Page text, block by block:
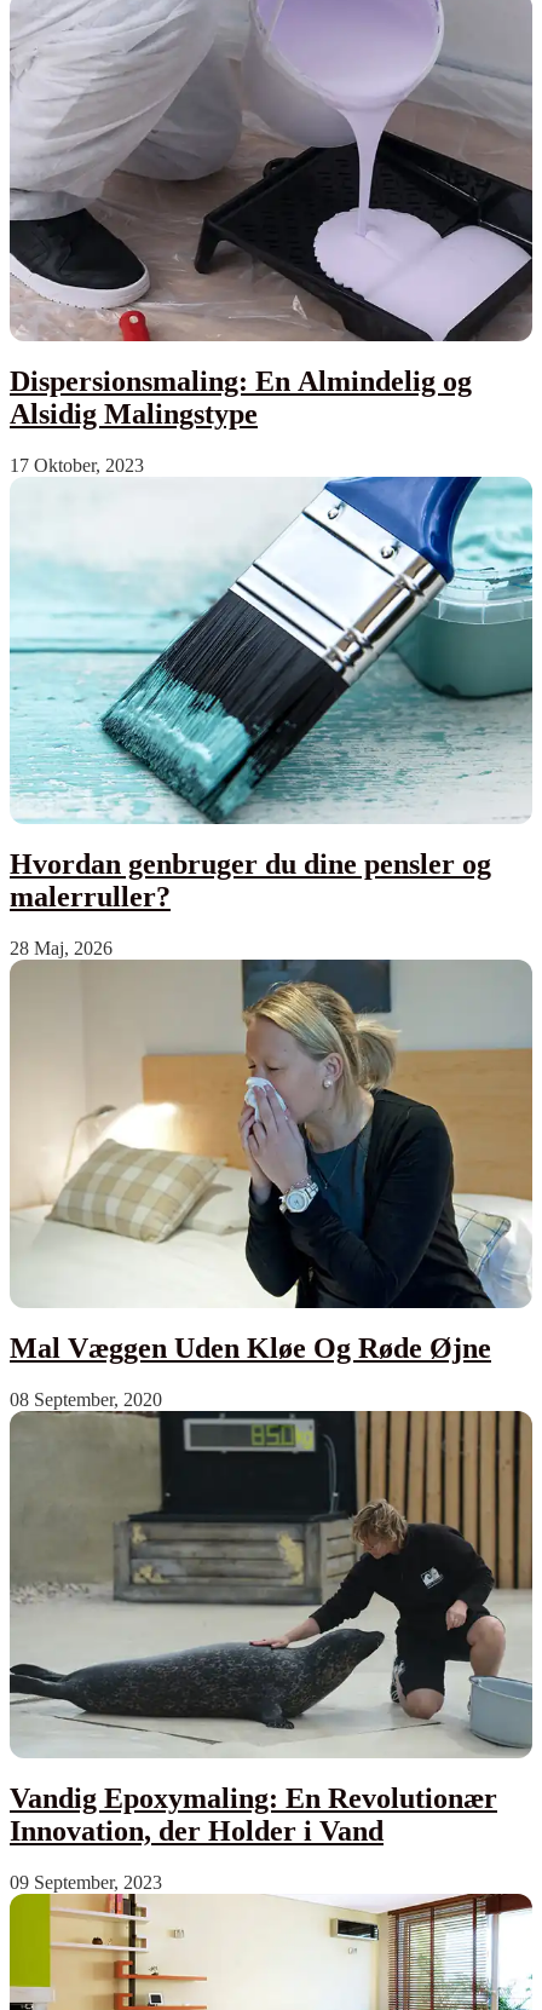
Dispersionsmaling: En Almindelig og
Alsidig Malingstype
17 Oktober, 2023
Hvordan genbruger du dine pensler og
malerruller?
28 Maj, 2026
Mal Væggen Uden Kløe Og Røde Øjne
08 September, 2020
Vandig Epoxymaling: En Revolutionær
Innovation, der Holder i Vand
09 September, 2023